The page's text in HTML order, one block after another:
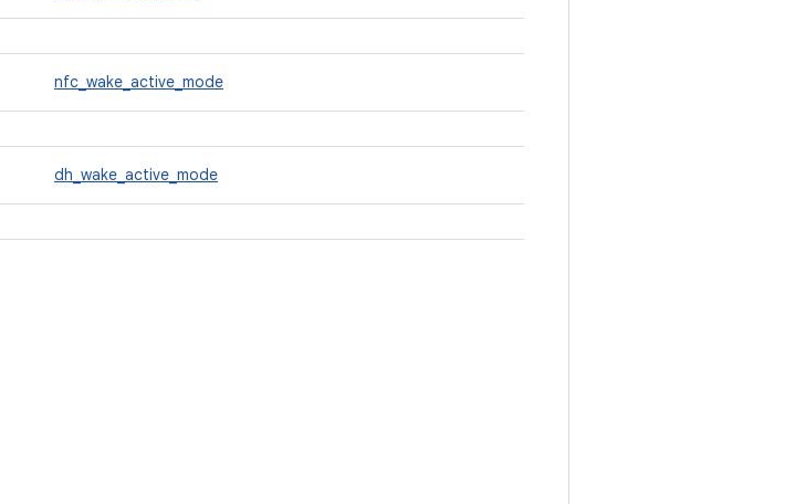
nfc_wake_active_mode
dh_wake_active_mode